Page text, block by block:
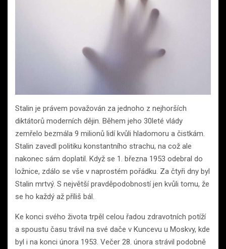
Stalin je právem považován za jednoho z nejhorších
diktátorů moderních dějin. Během jeho 30leté vlády
zemřelo bezmála 9 milionů lidí kvůli hladomoru a čistkám.
Stalin zavedl politiku konstantního strachu, na což ale
nakonec sám doplatil. Když se 1. března 1953 odebral do
ložnice, zdálo se vše v naprostém pořádku. Za čtyři dny byl
Stalin mrtvý. S největší pravděpodobností jen kvůli tomu, že
se ho každý až příliš bál.
Ke konci svého života trpěl celou řadou zdravotních potíží
a spoustu času trávil na své dače v Kuncevu u Moskvy, kde
byl i na konci února 1953. Večer 28. února strávil podobně